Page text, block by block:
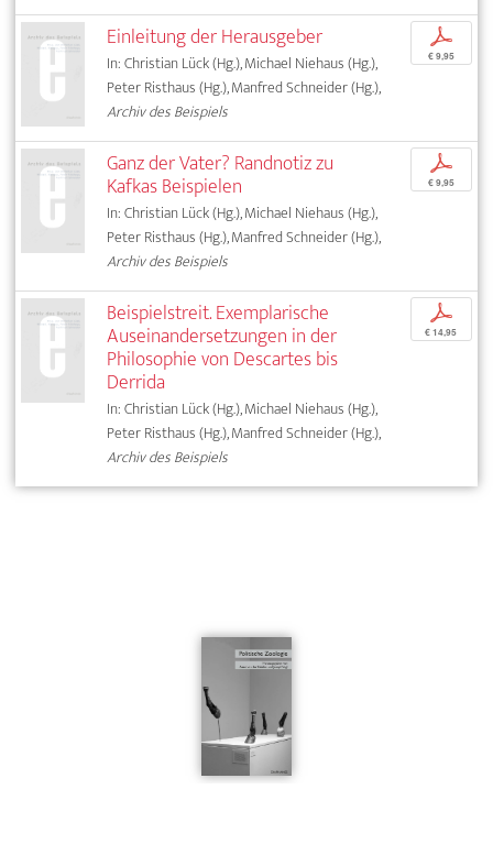
Einleitung der Herausgeber
In: Christian Lück (Hg.), Michael Niehaus (Hg.),
Peter Risthaus (Hg.), Manfred Schneider (Hg.),
Archiv des Beispiels
p
€ 9,95
Ganz der Vater? Randnotiz zu
Kafkas Beispielen
In: Christian Lück (Hg.), Michael Niehaus (Hg.),
Peter Risthaus (Hg.), Manfred Schneider (Hg.),
Archiv des Beispiels
p
€ 9,95
Beispielstreit. Exemplarische
Auseinandersetzungen in der
Philosophie von Descartes bis
Derrida
In: Christian Lück (Hg.), Michael Niehaus (Hg.),
Peter Risthaus (Hg.), Manfred Schneider (Hg.),
Archiv des Beispiels
p
€ 14,95